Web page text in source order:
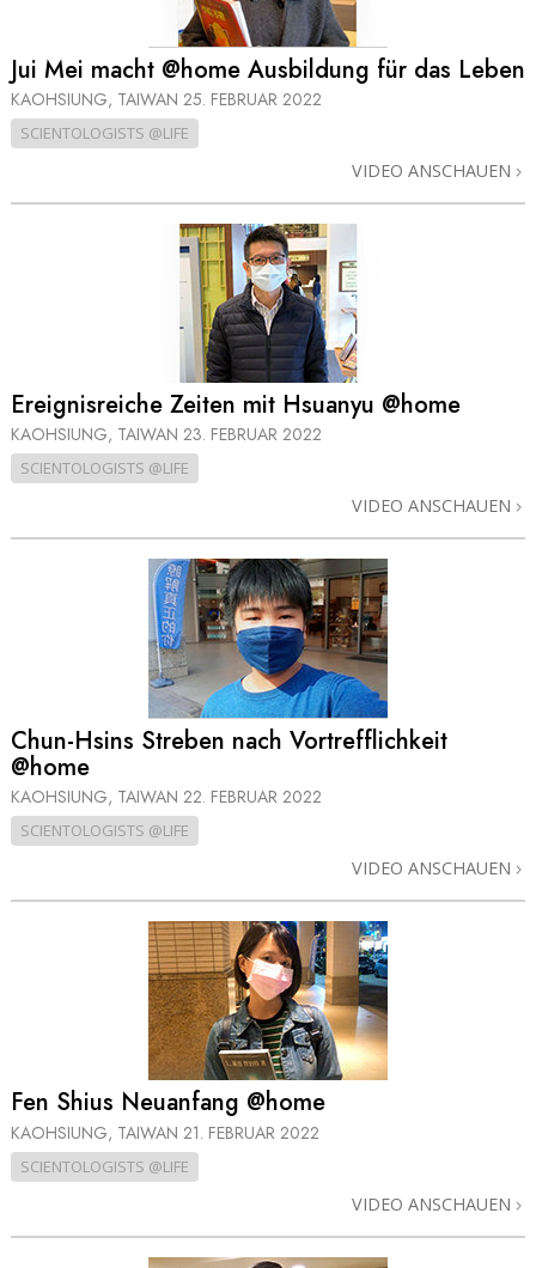
Jui Mei macht @home Ausbildung für das Leben
KAOHSIUNG, TAIWAN 25. FEBRUAR 2022
SCIENTOLOGISTS @LIFE
VIDEO ANSCHAUEN
Ereignisreiche Zeiten mit Hsuanyu @home
KAOHSIUNG, TAIWAN 23. FEBRUAR 2022
SCIENTOLOGISTS @LIFE
VIDEO ANSCHAUEN
Chun-Hsins Streben nach Vortrefflichkeit
@home
KAOHSIUNG, TAIWAN 22. FEBRUAR 2022
SCIENTOLOGISTS @LIFE
VIDEO ANSCHAUEN
Fen Shius Neuanfang @home
KAOHSIUNG, TAIWAN 21. FEBRUAR 2022
SCIENTOLOGISTS @LIFE
VIDEO ANSCHAUEN